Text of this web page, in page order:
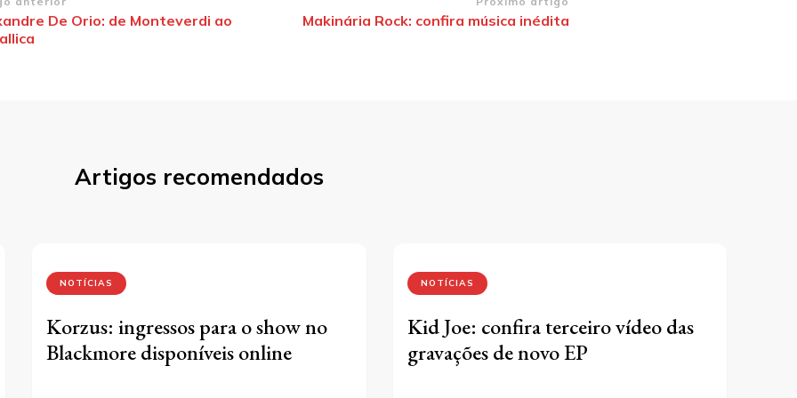
De Orio: de Monteverdi ao
Makinária Rock: confira música inédita
Artigos recomendados
NOTÍCIAS
Korzus: ingressos para o show no
Blackmore disponíveis online
NOTÍCIAS
Kid Joe: confira terceiro vídeo das
gravações de novo EP